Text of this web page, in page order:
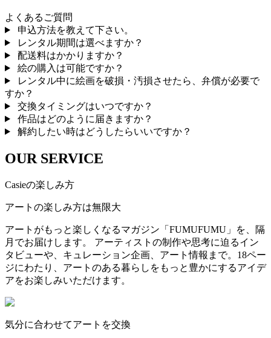
よくあるご質問
申込方法を教えて下さい。
レンタル期間は選べますか？
配送料はかかりますか？
絵の購入は可能ですか？
レンタル中に絵画を破損・汚損させたら、弁償が必要で
すか？
交換タイミングはいつですか？
作品はどのように届きますか？
解約したい時はどうしたらいいですか？
OUR SERVICE
Casieの楽しみ方
アートの楽しみ方は無限大
アートがもっと楽しくなるマガジン「FUMUFUMU」を、隔
月でお届けします。 アーティストの制作や思考に迫るイン
タビューや、キュレーション企画、アート情報まで。18ペー
ジにわたり、アートのある暮らしをもっと豊かにするアイデ
アをお楽しみいただけます。
気分に合わせてアートを交換